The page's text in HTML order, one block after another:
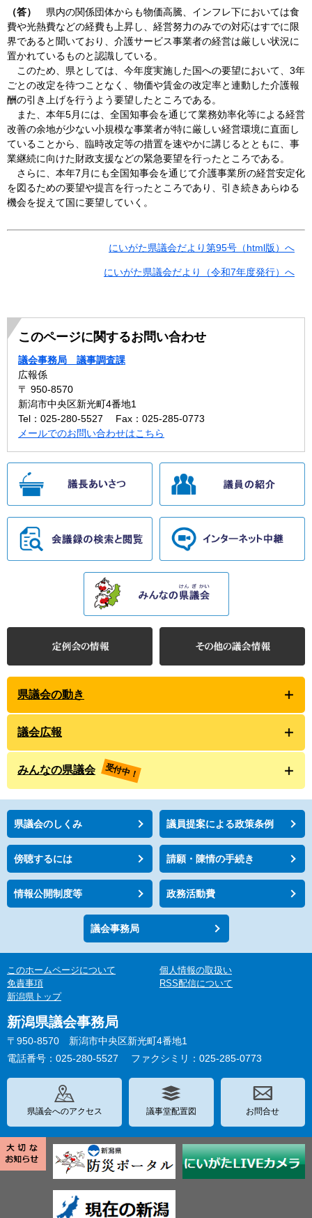
（答） 県内の関係団体からも物価高騰、インフレ下においては食
費や光熱費などの経費も上昇し、経営努力のみでの対応はすでに限
界であると聞いており、介護サービス事業者の経営は厳しい状況に
置かれているものと認識している。
このため、県としては、今年度実施した国への要望において、3年
ごとの改定を待つことなく、物価や賃金の改定率と連動した介護報
酬の引き上げを行うよう要望したところである。
また、本年5月には、全国知事会を通じて業務効率化等による経営
改善の余地が少ない小規模な事業者が特に厳しい経営環境に直面し
ていることから、臨時改定等の措置を速やかに講じるとともに、事
業継続に向けた財政支援などの緊急要望を行ったところである。
さらに、本年7月にも全国知事会を通じて介護事業所の経営安定化
を図るための要望や提言を行ったところであり、引き続きあらゆる
機会を捉えて国に要望していく。
にいがた県議会だより第95号（html版）へ
にいがた県議会だより（令和7年度発行）へ
このページに関するお問い合わせ
議会事務局 議事調査課
広報係
〒 950-8570
新潟市中央区新光町4番地1
Tel：025-280-5527
Fax：025-285-0773
メールでのお問い合わせはこちら
県議会の動き
議会広報
みんなの県議会 受付中！
県議会のしくみ 議員提案による政策条例
傍聴するには 請願・陳情の手続き
情報公開制度等 政務活動費
議会事務局
このホームページについて
個人情報の取扱い
免責事項
RSS配信について
新潟県トップ
新潟県議会事務局
〒950-8570 新潟市中央区新光町4番地1
電話番号：025-280-5527
ファクシミリ：025-285-0773
県議会へのアクセス 議事堂配置図 お問合せ